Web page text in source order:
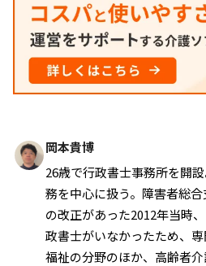
岡本貴博
26歳で行政書士事務所を開
務を中心に扱う。障害者総
の改正があった2012年当時
政書士がいなかったため、
福祉の分野のほか、高齢者